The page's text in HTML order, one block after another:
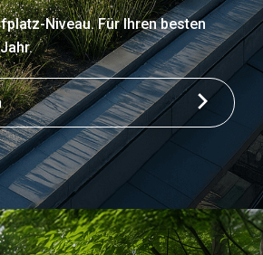
Niveau. Für Ihren besten